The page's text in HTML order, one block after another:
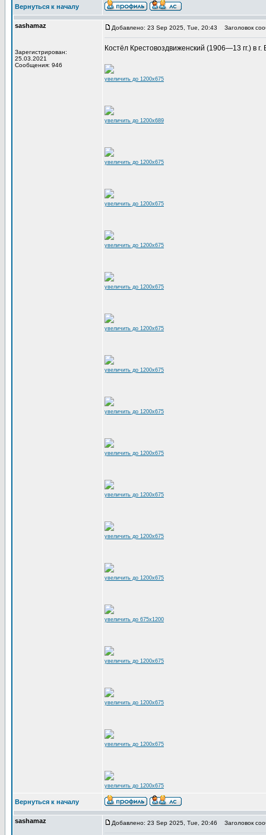
Вернуться к началу
sashamaz
Зарегистрирован:
25.03.2021
Сообщения: 946
Добавлено: 23 Sep 2025, Tue, 20:43 Заголовок
Костёл Крестовоздвиженский (1906—13 гг.) в
увеличить до 1200x675
увеличить до 1200x689
увеличить до 1200x675
увеличить до 1200x675
увеличить до 1200x675
увеличить до 1200x675
увеличить до 1200x675
увеличить до 1200x675
увеличить до 1200x675
увеличить до 1200x675
увеличить до 1200x675
увеличить до 1200x675
увеличить до 1200x675
увеличить до 675x1200
увеличить до 1200x675
увеличить до 1200x675
увеличить до 1200x675
увеличить до 1200x675
Вернуться к началу
sashamaz Добавлено: 23 Sep 2025, Tue, 20:46 Заголовок